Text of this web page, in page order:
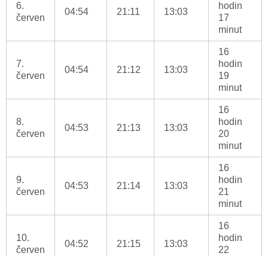
6.
červen
04:54 21:11 13:03
hodin
17
minut
7.
červen
04:54 21:12 13:03
16
hodin
19
minut
8.
červen
04:53 21:13 13:03
16
hodin
20
minut
9.
červen
04:53 21:14 13:03
16
hodin
21
minut
10.
červen
04:52 21:15 13:03
16
hodin
22